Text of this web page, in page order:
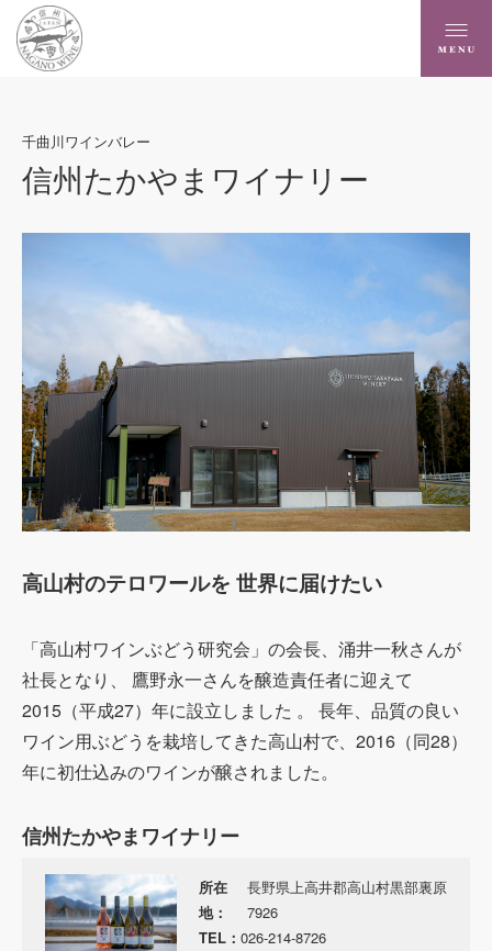
千曲川ワインバレー
信州たかやまワイナリー
高山村のテロワールを 世界に届けたい
「高山村ワインぶどう研究会」の会長、涌井一秋さんが
社長となり、 鷹野永一さんを醸造責任者に迎えて
2015（平成27）年に設立しました 。 長年、品質の良い
ワイン用ぶどうを栽培してきた高山村で、2016（同28）
年に初仕込みのワインが醸されました。
信州たかやまワイナリー
所在
地：
長野県上高井郡高山村黒部裏原
7926
TEL： 026-214-8726